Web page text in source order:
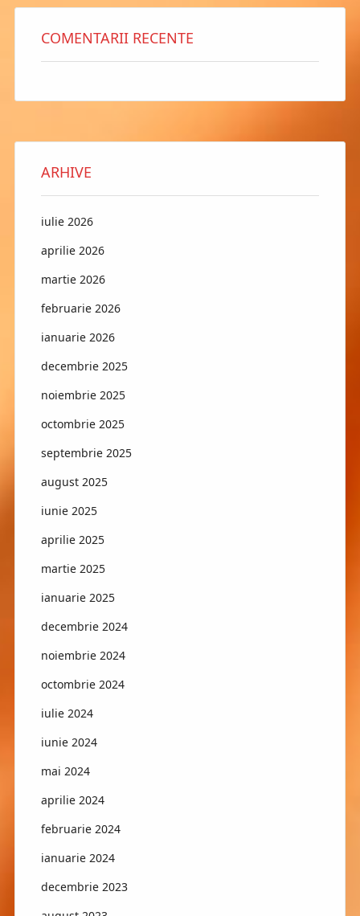
COMENTARII RECENTE
ARHIVE
iulie 2026
aprilie 2026
martie 2026
februarie 2026
ianuarie 2026
decembrie 2025
noiembrie 2025
octombrie 2025
septembrie 2025
august 2025
iunie 2025
aprilie 2025
martie 2025
ianuarie 2025
decembrie 2024
noiembrie 2024
octombrie 2024
iulie 2024
iunie 2024
mai 2024
aprilie 2024
februarie 2024
ianuarie 2024
decembrie 2023